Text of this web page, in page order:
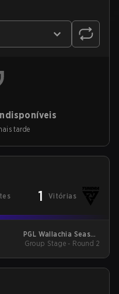
tarde
1 Vitórias
PGL Wallachia Season
7 Main Tournament
Group Stage - Round 2